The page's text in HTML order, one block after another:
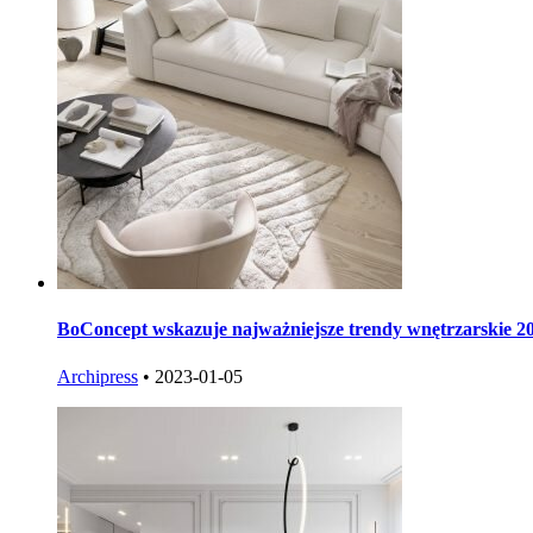
BoConcept wskazuje najważniejsze trendy wnętrzarskie
Archipress • 2023-01-05